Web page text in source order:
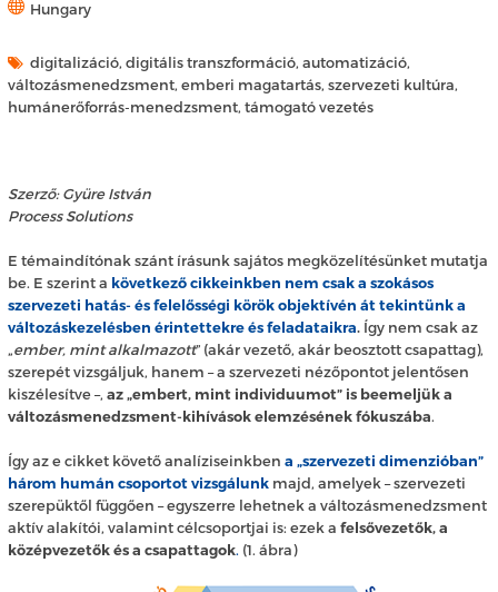
Hungary
digitalizáció, digitális transzformáció, automatizáció,
változásmenedzsment, emberi magatartás, szervezeti kultúra,
humánerőforrás-menedzsment, támogató vezetés
Szerző: Gyüre István
Process Solutions
E témaindítónak szánt írásunk sajátos megközelítésünket mutatja
be. E szerint a következő cikkeinkben nem csak a szokásos
szervezeti hatás- és felelősségi körök objektívén át tekintünk a
változáskezelésben érintettekre és feladataikra. Így nem csak az
„ember, mint alkalmazott” (akár vezető, akár beosztott csapattag),
szerepét vizsgáljuk, hanem – a szervezeti nézőpontot jelentősen
kiszélesítve –, az „embert, mint individuumot” is beemeljük a
változásmenedzsment-kihívások elemzésének fókuszába.
Így az e cikket követő analíziseinkben a „szervezeti dimenzióban”
három humán csoportot vizsgálunk majd, amelyek – szervezeti
szerepüktől függően – egyszerre lehetnek a változásmenedzsment
aktív alakítói, valamint célcsoportjai is: ezek a felsővezetők, a
középvezetők és a csapattagok. (1. ábra)